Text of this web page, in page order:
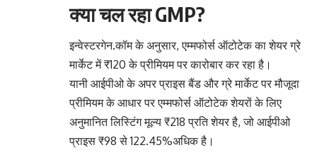
क्या चल रहा GMP?
इन्वेस्टरगेन.कॉम के अनुसार, एम्मफोर्स ऑटोटेक का शेयर ग्रे
मार्केट में ₹120 के प्रीमियम पर कारोबार कर रहा है।
यानी आईपीओ के अपर प्राइस बैंड और ग्रे मार्केट पर मौजूदा
प्रीमियम के आधार पर एम्मफोर्स ऑटोटेक शेयरों के लिए
अनुमानित लिस्टिंग मूल्य ₹218 प्रति शेयर है, जो आईपीओ
प्राइस ₹98 से 122.45%अधिक है।